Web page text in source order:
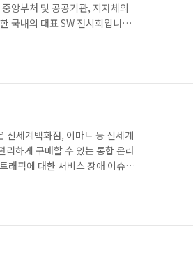
앙부처 및 공공기관, 지자체의
국내의 대표 SW 전시회입니다.
변하는 모빌리티 등 미래 변화
사인만큼 보다 수요가 확실한 공
신세계백화점, 이마트 등 신세계
리하게 구매할 수 있는 통합 온라
래픽에 대한 서비스 장애 이슈가
모두 수용할 규모의 리소스를 갖
로 늘어나기 때문에 단발성 이벤